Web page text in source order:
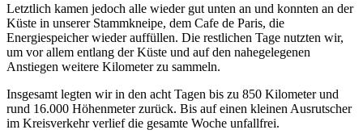
Letztlich kamen jedoch alle wieder gut unten an und konnten an der
Küste in unserer Stammkneipe, dem Cafe de Paris, die
Energiespeicher wieder auffüllen. Die restlichen Tage nutzten wir,
um vor allem entlang der Küste und auf den nahegelegenen
Anstiegen weitere Kilometer zu sammeln.
Insgesamt legten wir in den acht Tagen bis zu 850 Kilometer und
rund 16.000 Höhenmeter zurück. Bis auf einen kleinen Ausrutscher
im Kreisverkehr verlief die gesamte Woche unfallfrei.